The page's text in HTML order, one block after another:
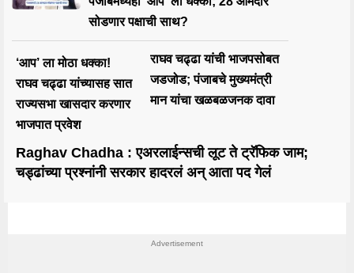
सोडणार पक्षाची साथ?
‘आप’ ला मोठा धक्का!
राघव चढ्ढा यांच्यासह सात
राज्यसभा खासदार करणार
भाजपात प्रवेश
राघव चढ्ढा यांची भाजपसोबत
जडजोड; पंजाबचे मुख्यमंत्री
मान यांचा खळबळजनक दावा
Raghav Chadha : एअरलाईन्सची लूट ते ट्रॅफिक जाम;
चड्ढांच्या प्रश्नांनी सरकार हादरलं अन् आता पद गेलं